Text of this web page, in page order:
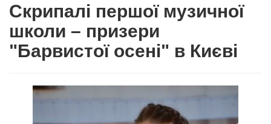
Скрипалі першої музичної
школи – призери
"Барвистої осені" в Києві